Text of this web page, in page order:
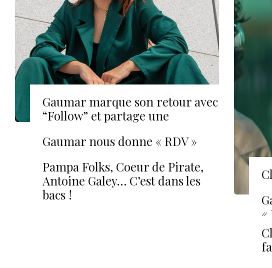
Gaumar marque son retour avec
“Follow” et partage une
Gaumar nous donne « RDV »
Pampa Folks, Coeur de Pirate,
Antoine Galey… C’est dans les
bacs !
«